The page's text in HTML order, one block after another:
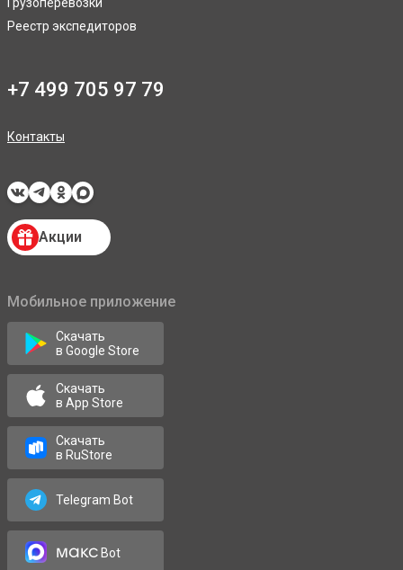
Реестр экспедиторов
+7 499 705 97 79
Контакты
Акции
Мобильное приложение
Скачать
в Google Store
Скачать
в App Store
Скачать
в RuStore
Telegram Bot
максBot